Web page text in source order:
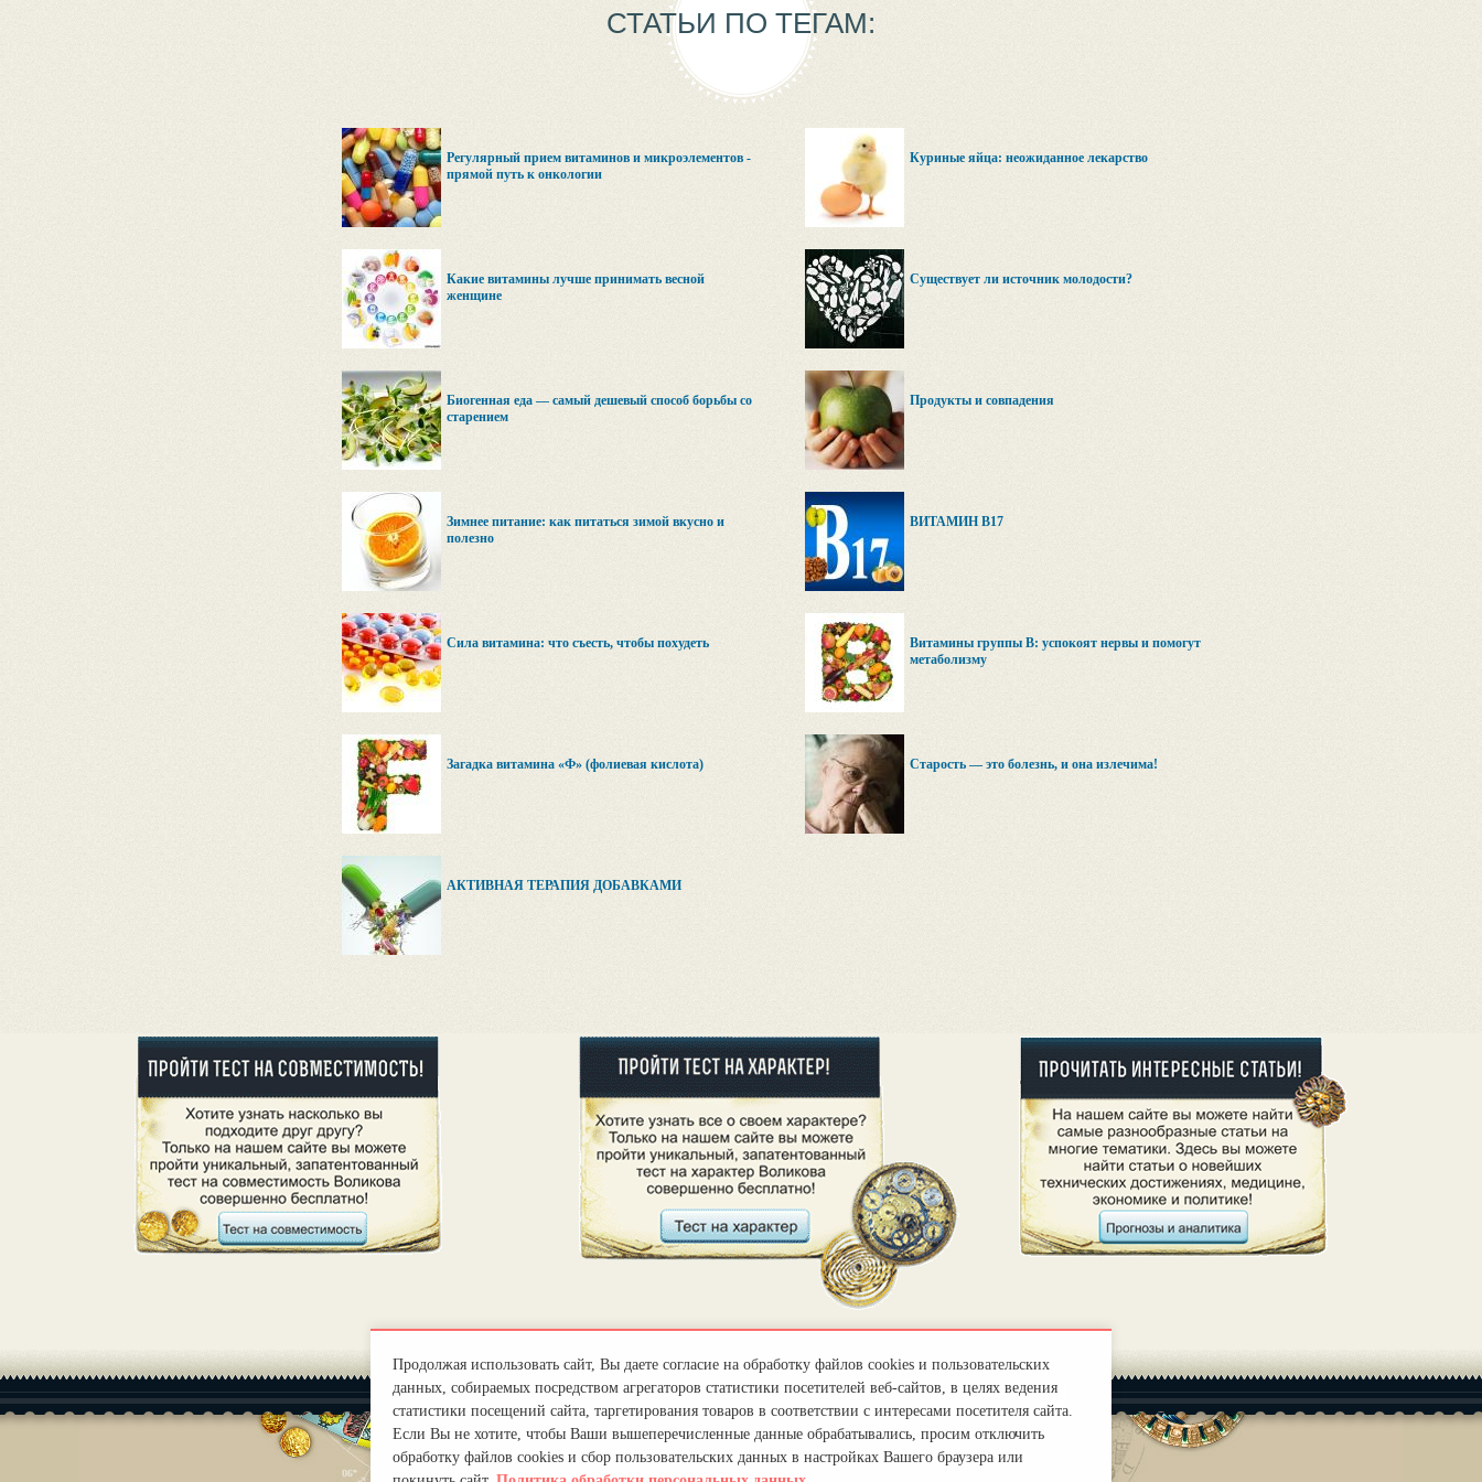
СТАТЬИ ПО ТЕГАМ:
Регулярный прием витаминов и микроэлементов -
прямой путь к онкологии
Куриные яйца: неожиданное лекарство
Какие витамины лучше принимать весной
женщине
Существует ли источник молодости?
Биогенная еда — самый дешевый способ борьбы со
старением
Продукты и совпадения
Зимнее питание: как питаться зимой вкусно и
полезно
ВИТАМИН В17
Сила витамина: что съесть, чтобы похудеть
Витамины группы B: успокоят нервы и помогут
метаболизму
Загадка витамина «Ф» (фолиевая кислота) Старость — это болезнь, и она излечима!
АКТИВНАЯ ТЕРАПИЯ ДОБАВКАМИ
Продолжая использовать сайт, Вы даете согласие на обработку файлов cookies и пользовательских
данных, собираемых посредством агрегаторов статистики посетителей веб-сайтов, в целях ведения
статистики посещений сайта, таргетирования товаров в соответствии с интересами посетителя сайта.
Если Вы не хотите, чтобы Ваши вышеперечисленные данные обрабатывались, просим отключить
обработку файлов cookies и сбор пользовательских данных в настройках Вашего браузера или